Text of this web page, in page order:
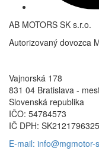
AB MOTORS SK s.r.o.
Autorizovaný dovozca
Vajnorská 178
831 04 Bratislava -
Slovenská republika
IČO: 54784573
IČ DPH: SK2121796325
E-mail: info@mgmotor-